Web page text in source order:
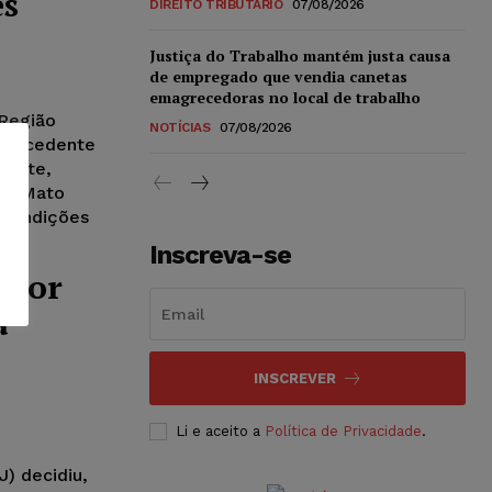
Mato
por
decidiu,
DIREITO TRIBUTÁRIO 07/08/2026
Justiça do Trabalho mantém justa causa
de empregado que vendia canetas
emagrecedoras no local de trabalho
NOTÍCIAS 07/08/2026
Inscreva-se
INSCREVER
Li e aceito a Política de Privacidade.